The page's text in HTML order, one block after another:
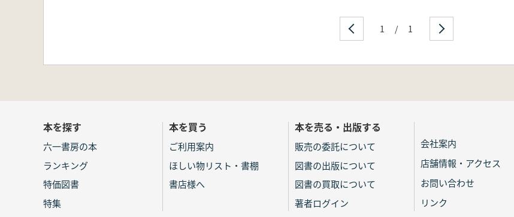
1 / 1
本を探す
六一書房の本
ランキング
特価図書
特集
本を買う
ご利用案内
ほしい物リスト・書棚
書店様へ
本を売る・出版する
販売の委託について
図書の出版について
図書の買取について
著者ログイン
会社案内
店舗情報・アクセス
お問い合わせ
リンク